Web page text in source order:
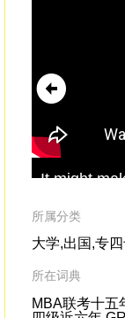
It might
on
所属分类
大学,出国,专
所在词典
MBA联考十五